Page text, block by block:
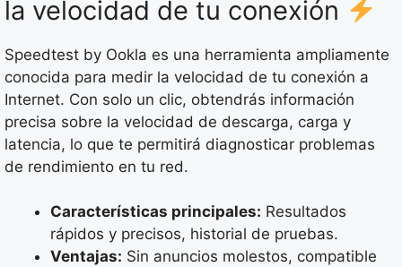
la velocidad de tu conexión
Speedtest by Ookla es una herramienta ampliamente
conocida para medir la velocidad de tu conexión a
Internet. Con solo un clic, obtendrás información
precisa sobre la velocidad de descarga, carga y
latencia, lo que te permitirá diagnosticar problemas
de rendimiento en tu red.
Características principales: Resultados
rápidos y precisos, historial de pruebas.
Ventajas: Sin anuncios molestos, compatible